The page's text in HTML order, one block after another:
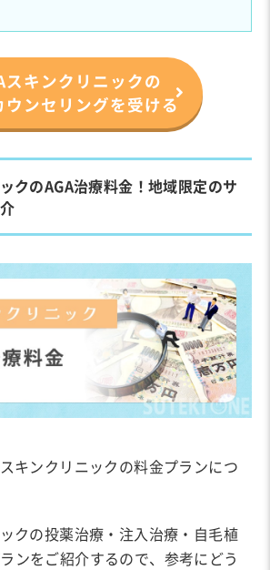
スキンクリニックの
ウンセリングを受ける
クのAGA治療料金！地域限定のサ
キンクリニックの料金プランにつ
クの投薬治療・注入治療・自毛植
ンをご紹介するので、参考にどう